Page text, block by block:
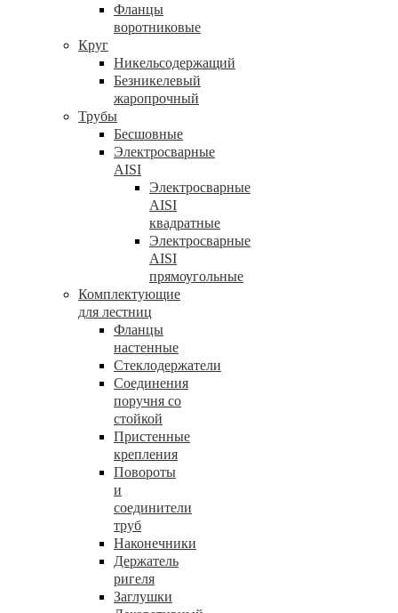
Фланцы
воротниковые
Круг
Никельсодержащий
Безникелевый
жаропрочный
Трубы
Бесшовные
Электросварные
AISI
Электросварные
AISI
квадратные
Электросварные
AISI
прямоугольные
Комплектующие
для лестниц
Фланцы
настенные
Стеклодержатели
Соединения
поручня со
стойкой
Пристенные
крепления
Повороты
и
соединители
труб
Наконечники
Держатель
ригеля
Заглушки